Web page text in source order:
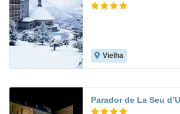
Vielha
Parador de La Seu